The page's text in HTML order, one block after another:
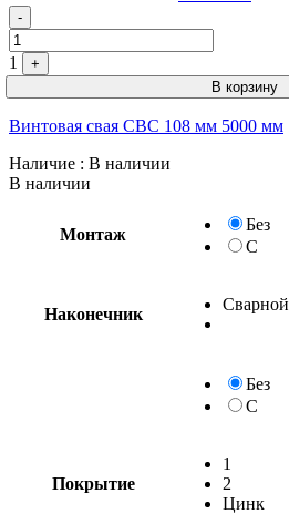
-
1
+
В корзину
Винтовая свая СВС 108 мм 5000 мм
Наличие : В наличии
В наличии
Монтаж
Без
С
Наконечник
Сварной
Без
С
Покрытие
1
2
Цинк